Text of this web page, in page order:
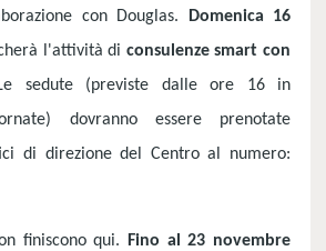
con Douglas.
Domenica 16
l'attività di consulenze smart con
sedute (previste dalle ore 16 in
dovranno essere prenotate
di direzione del Centro al numero:
finiscono qui.
Fino al 23 novembre